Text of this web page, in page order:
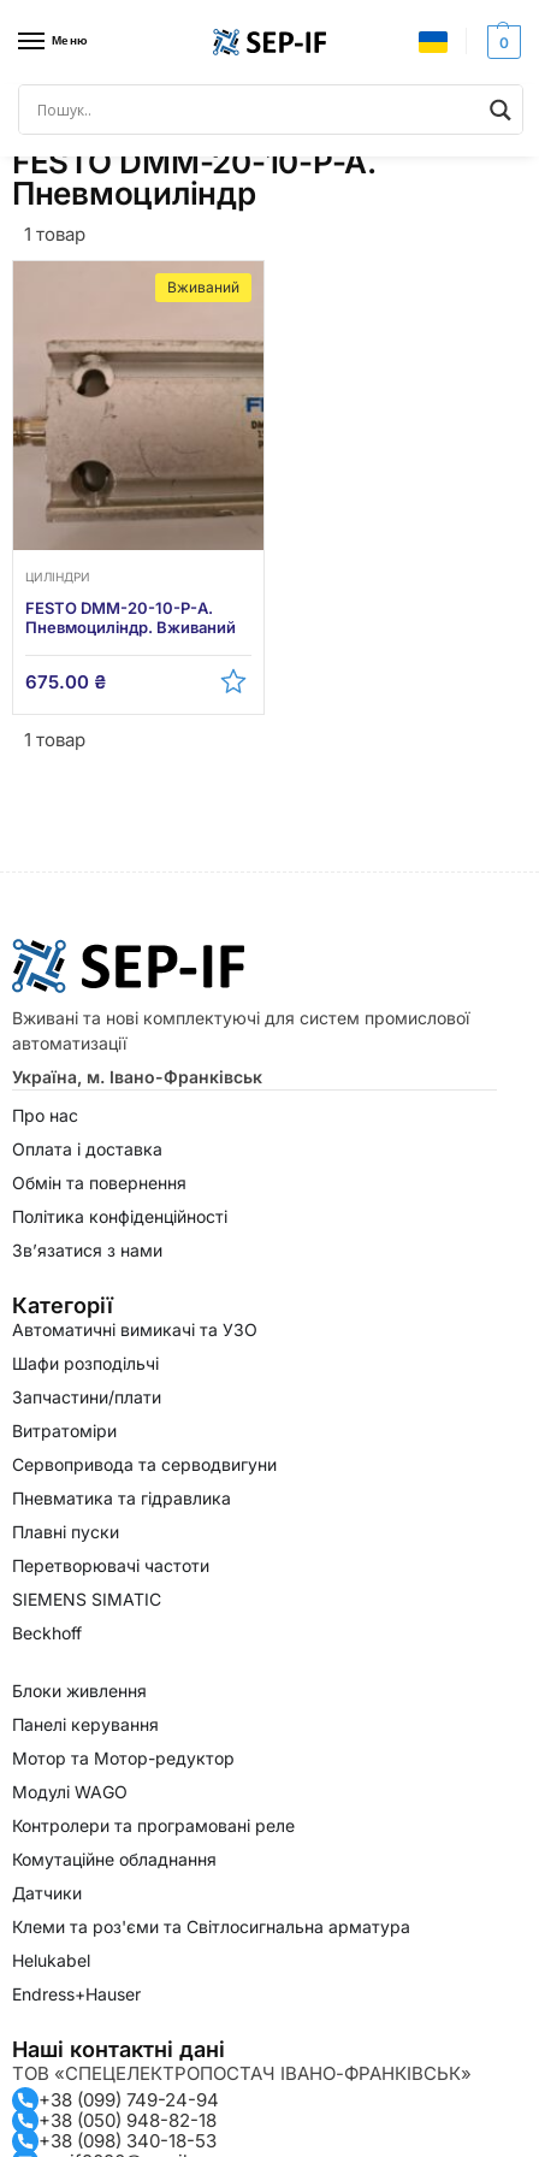
Меню 0
Головна Товари з позначками “FESTO DMM-20-10-P-A. Пневмоциліндр”
FESTO DMM-20-10-P-A.
Пневмоциліндр
1 товар
Вживаний
ЦИЛІНДРИ
FESTO DMM-20-10-P-A.
Пневмоциліндр. Вживаний
675.00 ₴
1 товар
Вживані та нові комплектуючі для систем промислової
автоматизації
Україна, м. Івано-Франківськ
Про нас
Оплата і доставка
Обмін та повернення
Політика конфіденційності
Зв’язатися з нами
Категорії
Автоматичні вимикачі та УЗО
Шафи розподільчі
Запчастини/плати
Витратоміри
Сервопривода та серводвигуни
Пневматика та гідравлика
Плавні пуски
Перетворювачі частоти
SIEMENS SIMATIC
Beckhoff
Блоки живлення
Панелі керування
Мотор та Мотор-редуктор
Модулі WAGO
Контролери та програмовані реле
Комутаційне обладнання
Датчики
Клеми та роз'єми та Світлосигнальна арматура
Helukabel
Endress+Hauser
Наші контактні дані
ТОВ «СПЕЦЕЛЕКТРОПОСТАЧ ІВАНО-ФРАНКІВСЬК»
+38 (099) 749-24-94
+38 (050) 948-82-18
+38 (098) 340-18-53